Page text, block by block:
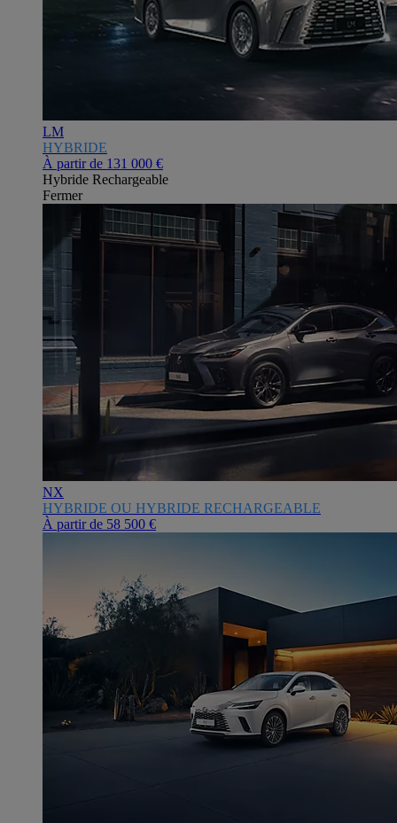
LM
HYBRIDE
À partir de 131 000 €
Hybride Rechargeable
Fermer
NX
HYBRIDE OU HYBRIDE RECHARGEABLE
À partir de 58 500 €